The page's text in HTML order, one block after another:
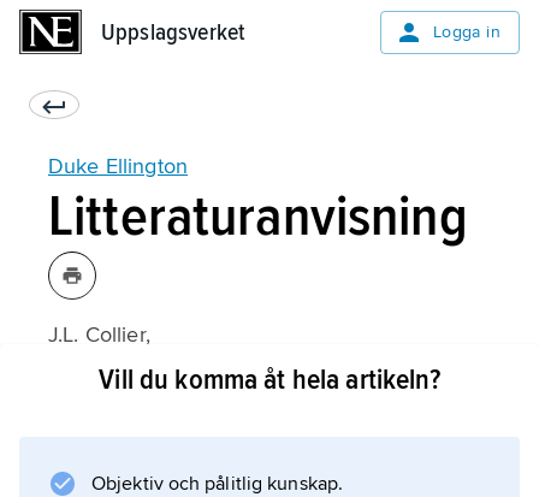
Uppslagsverket Logga in
Duke Ellington
Litteraturanvisning
J.L. Collier,
Duke Ellington
Vill du komma åt hela artikeln?
Objektiv och pålitlig kunskap.